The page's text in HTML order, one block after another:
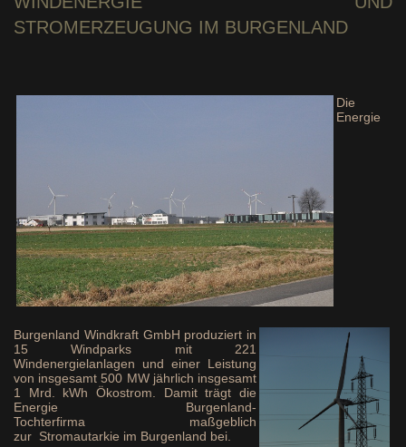
STROMERZEUGUNG IM BURGENLAND
Die
Energie
Burgenland Windkraft GmbH produziert in
15 Windparks mit 221
Windenergielanlagen und einer Leistung
von insgesamt 500 MW jährlich insgesamt
1 Mrd. kWh Ökostrom. Damit trägt die
Energie Burgenland-
Tochterfirma maßgeblich
zur Stromautarkie im Burgenland bei.